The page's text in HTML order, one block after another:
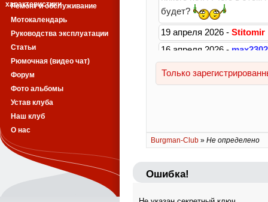
Burgman-Club » Не определено
Ошибка!
характеристики
Ремонт и обслуживание
Мотокалендарь
Руководства эксплуатации
Статьи
Рюмочная (видео чат)
Форум
Фото альбомы
Устав клуба
Наш клуб
О нас